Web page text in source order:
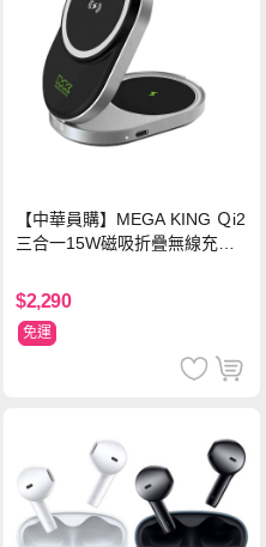
【中華員購】MEGA KING Ｑi2
三合一15W磁吸折疊無線充電
$2,290
免運